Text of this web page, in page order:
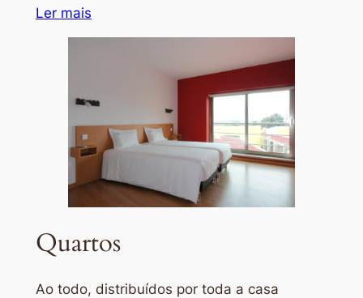
Ler mais
Quartos
Ao todo, distribuídos por toda a casa